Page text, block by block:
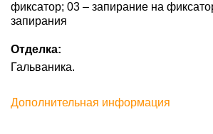
фиксатор; 03 – запирание на
запирания
Отделка:
Гальваника.
Дополнительная информация